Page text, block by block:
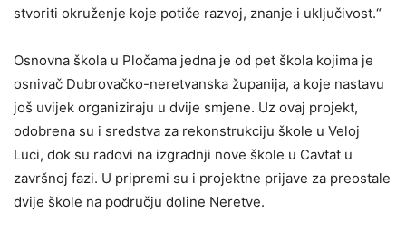
stvoriti okruženje koje potiče razvoj, znanje i uključivost.“
Osnovna škola u Pločama jedna je od pet škola kojima je
osnivač Dubrovačko-neretvanska županija, a koje nastavu
još uvijek organiziraju u dvije smjene. Uz ovaj projekt,
odobrena su i sredstva za rekonstrukciju škole u Veloj
Luci, dok su radovi na izgradnji nove škole u Cavtat u
završnoj fazi. U pripremi su i projektne prijave za preostale
dvije škole na području doline Neretve.